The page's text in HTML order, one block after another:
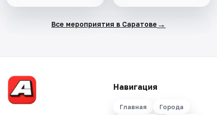
Все мероприятия в Саратове →
Навигация
Главная
Города